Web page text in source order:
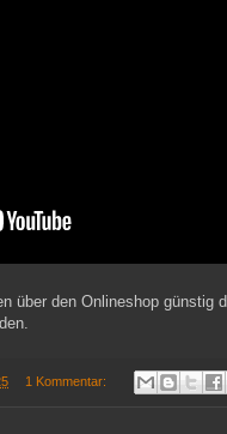
über den Onlineshop günstig
1 Kommentar: